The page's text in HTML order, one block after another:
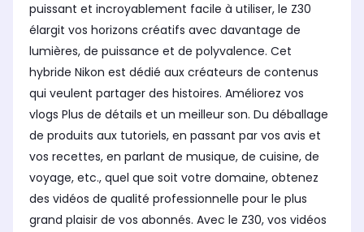
puissant et incroyablement facile à utiliser, le Z30
élargit vos horizons créatifs avec davantage de
lumières, de puissance et de polyvalence. Cet
hybride Nikon est dédié aux créateurs de contenus
qui veulent partager des histoires. Améliorez vos
vlogs Plus de détails et un meilleur son. Du déballage
de produits aux tutoriels, en passant par vos avis et
vos recettes, en parlant de musique, de cuisine, de
voyage, etc., quel que soit votre domaine, obtenez
des vidéos de qualité professionnelle pour le plus
grand plaisir de vos abonnés. Avec le Z30, vos vidéos